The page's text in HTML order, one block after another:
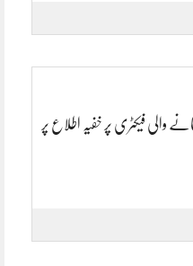
والی فیکٹری پر خفیہ اطلاع پر